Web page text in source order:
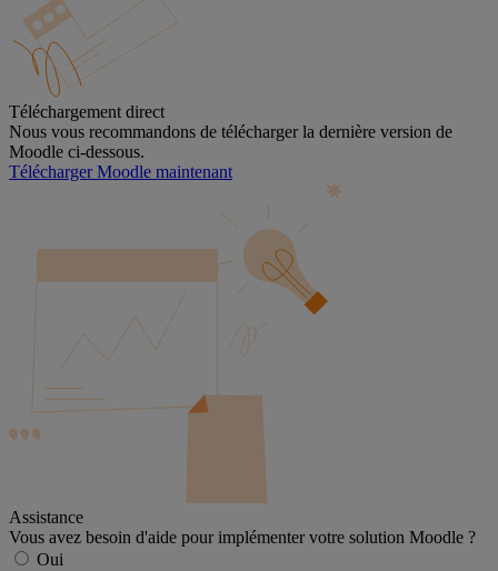
Téléchargement direct
Nous vous recommandons de télécharger la dernière version de
Moodle ci-dessous.
Télécharger Moodle maintenant
Assistance
Vous avez besoin d'aide pour implémenter votre solution Moodle ?
Oui